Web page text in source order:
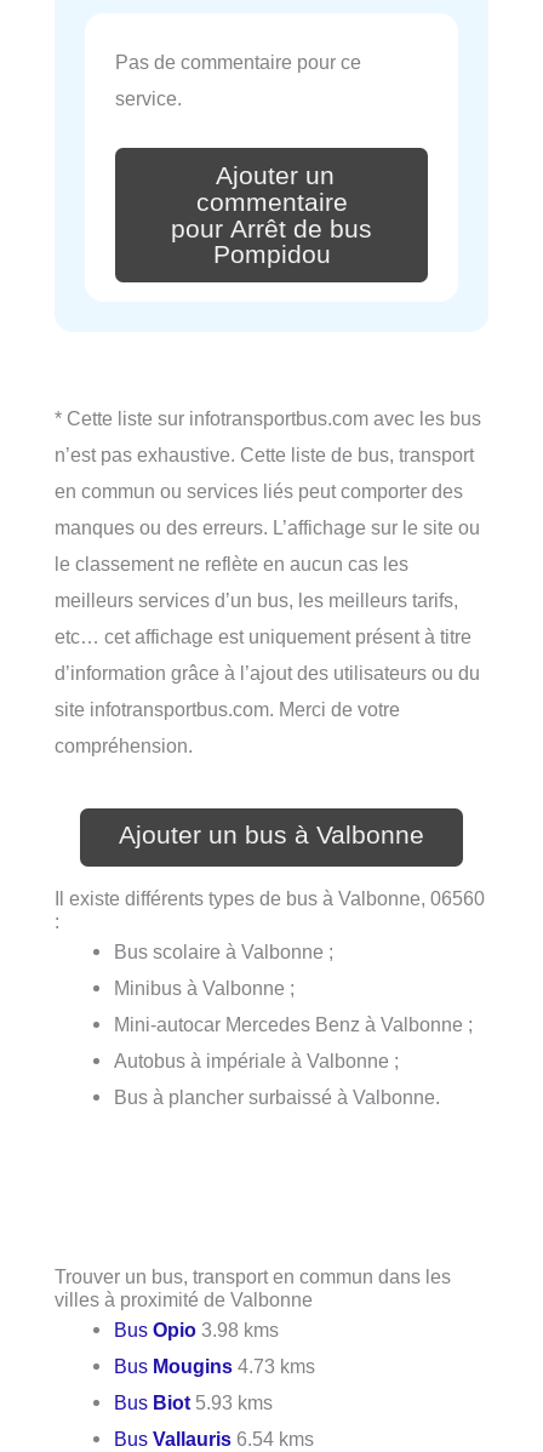
Pas de commentaire pour ce
service.
Ajouter un
commentaire
pour Arrêt de bus
Pompidou
* Cette liste sur infotransportbus.com avec les bus
n’est pas exhaustive. Cette liste de bus, transport
en commun ou services liés peut comporter des
manques ou des erreurs. L’affichage sur le site ou
le classement ne reflète en aucun cas les
meilleurs services d’un bus, les meilleurs tarifs,
etc… cet affichage est uniquement présent à titre
d’information grâce à l’ajout des utilisateurs ou du
site infotransportbus.com. Merci de votre
compréhension.
Ajouter un bus à Valbonne
Il existe différents types de bus à Valbonne, 06560
:
Bus scolaire à Valbonne ;
Minibus à Valbonne ;
Mini-autocar Mercedes Benz à Valbonne ;
Autobus à impériale à Valbonne ;
Bus à plancher surbaissé à Valbonne.
Trouver un bus, transport en commun dans les
villes à proximité de Valbonne
BusOpio 3.98 kms
Bus Mougins 4.73 kms
Bus Biot 5.93 kms
BusVallauris 6.54 kms